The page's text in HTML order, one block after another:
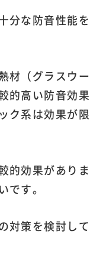
分な防音性能を
材（グラスウー
的高い防音効果
ク系は効果が限
的効果がありま
です。
対策を検討して